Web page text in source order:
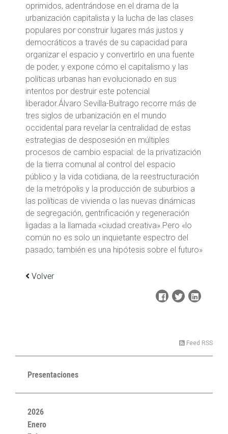
oprimidos, adentrándose en el drama de la
urbanización capitalista y la lucha de las clases
populares por construir lugares más justos y
democráticos a través de su capacidad para
organizar el espacio y convertirlo en una fuente
de poder, y expone cómo el capitalismo y las
políticas urbanas han evolucionado en sus
intentos por destruir este potencial
liberador.Álvaro Sevilla-Buitrago recorre más de
tres siglos de urbanización en el mundo
occidental para revelar la centralidad de estas
estrategias de desposesión en múltiples
procesos de cambio espacial: de la privatización
de la tierra comunal al control del espacio
público y la vida cotidiana, de la reestructuración
de la metrópolis y la producción de suburbios a
las políticas de vivienda o las nuevas dinámicas
de segregación, gentrificación y regeneración
ligadas a la llamada «ciudad creativa».Pero «lo
común no es solo un inquietante espectro del
pasado; también es una hipótesis sobre el futuro»
Volver
Feed RSS
Presentaciones
2026
Enero